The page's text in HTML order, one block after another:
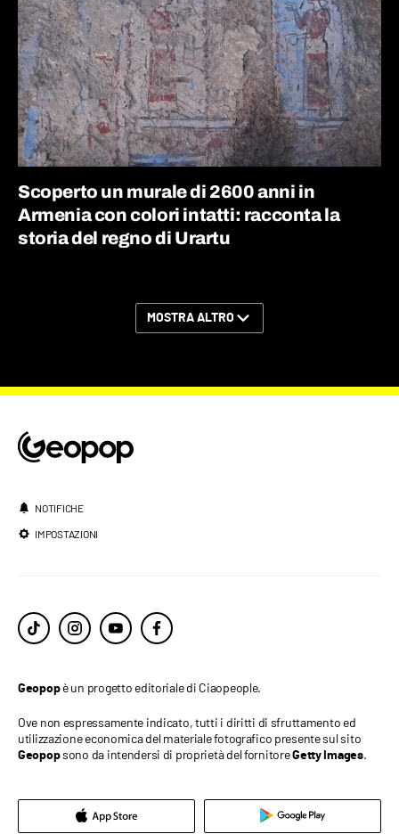
Scoperto un murale di 2600 anni in
Armenia con colori intatti: racconta la
storia del regno di Urartu
MOSTRA ALTRO
NOTIFICHE
IMPOSTAZIONI
Geopopè un progetto editoriale di Ciaopeople.
Ove non espressamente indicato, tutti i diritti di sfruttamento ed
utilizzazione economica del materiale fotografico presente sul sito
Geopopsono da intendersi di proprietà del fornitoreGetty Images.